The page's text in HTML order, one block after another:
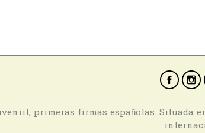
primeras firmas españolas. Situada